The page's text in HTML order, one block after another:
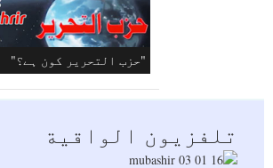
Magazine App for Android
"حزب التحرير کون ہے؟"
تلفزيون الواقية